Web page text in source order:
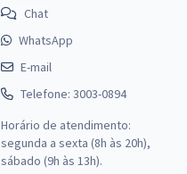
Chat
WhatsApp
E-mail
Telefone: 3003-0894
Horário de atendimento:
segunda a sexta (8h às 20h),
sábado (9h às 13h).